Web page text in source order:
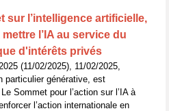
sur l’intelligence artificielle,
l’IA au service du
d'intérêts privés
(11/02/2025), 11/02/2025,
particulier générative, est
Sommet pour l’action sur l’IA à
l’action internationale en